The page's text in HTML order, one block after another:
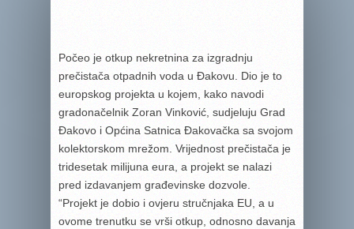
Počeo je otkup nekretnina za izgradnju
prečistača otpadnih voda u Đakovu. Dio je to
europskog projekta u kojem, kako navodi
gradonačelnik Zoran Vinković, sudjeluju Grad
Đakovo i Općina Satnica Đakovačka sa svojom
kolektorskom mrežom. Vrijednost prečistača je
tridesetak milijuna eura, a projekt se nalazi
pred izdavanjem građevinske dozvole.
“Projekt je dobio i ovjeru stručnjaka EU, a u
ovome trenutku se vrši otkup, odnosno davanja